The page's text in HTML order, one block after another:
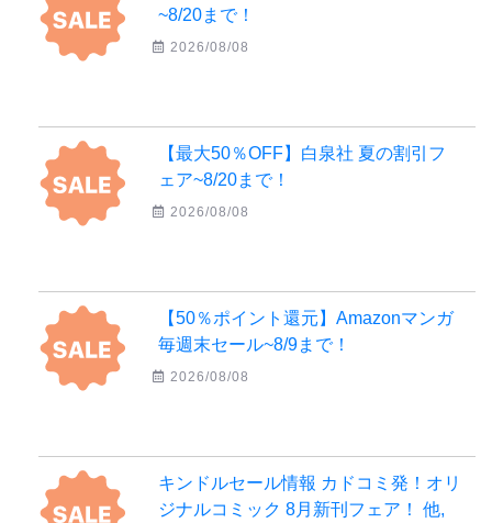
~8/20まで！
2026/08/08
【最大50％OFF】白泉社 夏の割引フ
ェア~8/20まで！
2026/08/08
【50％ポイント還元】Amazonマンガ
毎週末セール~8/9まで！
2026/08/08
キンドルセール情報 カドコミ発！オリ
ジナルコミック 8月新刊フェア！ 他,